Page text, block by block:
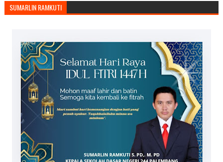
SUMARLIN RAMKUTI